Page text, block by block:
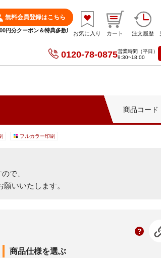
無料会員登録はこちら
円分クーポン＆特典多数! お気に入り カート 注文履歴
0120-78-0875営業時間（平日）
9:30~18:00
商品コード
フルカラー印刷
で、
いいたします。
商品仕様を選ぶ